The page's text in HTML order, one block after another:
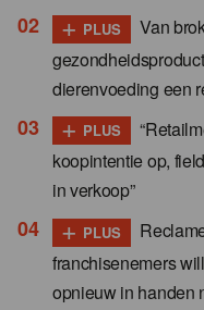
+ PLUS
Van
dierenvoeding een
+ PLUS
koopintentie op,
in verkoop”
+ PLUS
franchisenemers
opnieuw in handen